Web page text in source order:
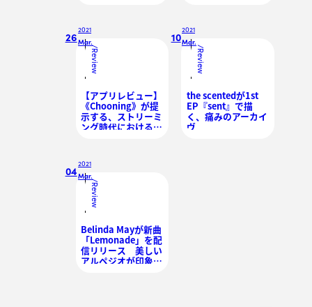
ンバー
26
2021
Mar./
Review
【アプリレビュー】
《Chooning》が提
示する、ストリーミ
ング時代における音
10
2021
Mar./
Review
the scentedが1st
EP『sent』で描
く、痛みのアーカイ
ヴ
04
2021
Mar./
Review
Belinda Mayが新曲
「Lemonade」を配
信リリース 美しい
アルペジオが印象的